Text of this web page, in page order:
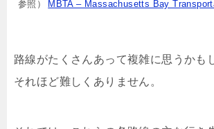
参照）
MBTA – Massachusetts Bay
路線がたくさんあって複雑に思うかも
それほど難しくありません。